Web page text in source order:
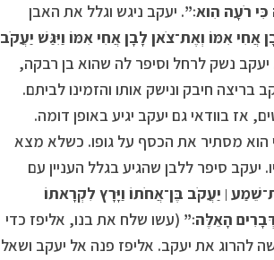
רֹעָה הִוא׃”. יעקב ניגש וגלל את האבן
אִמּוֹ וְאֶת־צֹאן לָבָן אֲחִי אִמּוֹ וַיִּגַּשׁ יַעֲקֹב
יעקב נשק לרחל וסיפר לה שהוא בן רבקה,
חיבק ונישק אותו והזמינו לביתם.
אז בוודאי גם יעקב יגיע באופן דומה.
הוא מסתיר את הכסף על גופו. כשלא מצא
יעקב סיפר ללבן שהגיע בגלל העניין עם
׀ יַעֲקֹב בֶּן־אֲחֹתוֹ וַיָּרָץ לִקְרָאתוֹ
הָאֵלֶּה׃” (עשו שלח את בנו, אליפז כדי
להרוג את יעקב. אליפז פנה אל יעקב ושאל